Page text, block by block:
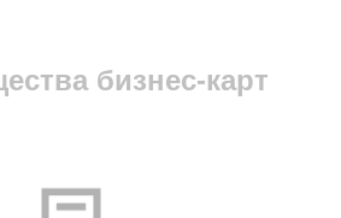
бизнес-карт